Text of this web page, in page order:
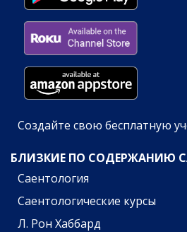
Создайте свою бесплатную
БЛИЗКИЕ ПО СОДЕРЖАНИЮ
Саентология
Саентологические курсы
Л. Рон Хаббард